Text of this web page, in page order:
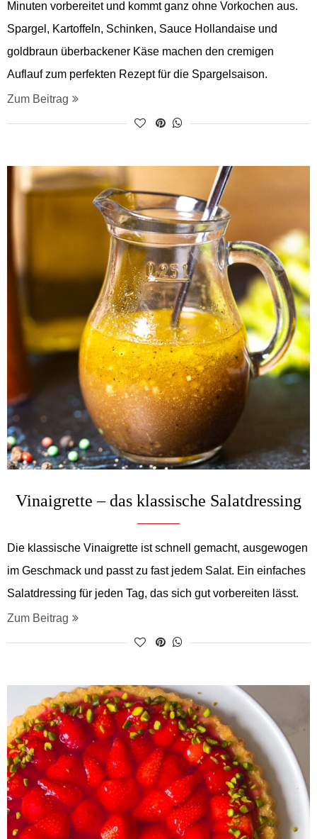
Minuten vorbereitet und kommt ganz ohne Vorkochen aus.
Spargel, Kartoffeln, Schinken, Sauce Hollandaise und
goldbraun überbackener Käse machen den cremigen
Auflauf zum perfekten Rezept für die Spargelsaison.
Zum Beitrag
Vinaigrette – das klassische Salatdressing
Die klassische Vinaigrette ist schnell gemacht, ausgewogen
im Geschmack und passt zu fast jedem Salat. Ein einfaches
Salatdressing für jeden Tag, das sich gut vorbereiten lässt.
Zum Beitrag